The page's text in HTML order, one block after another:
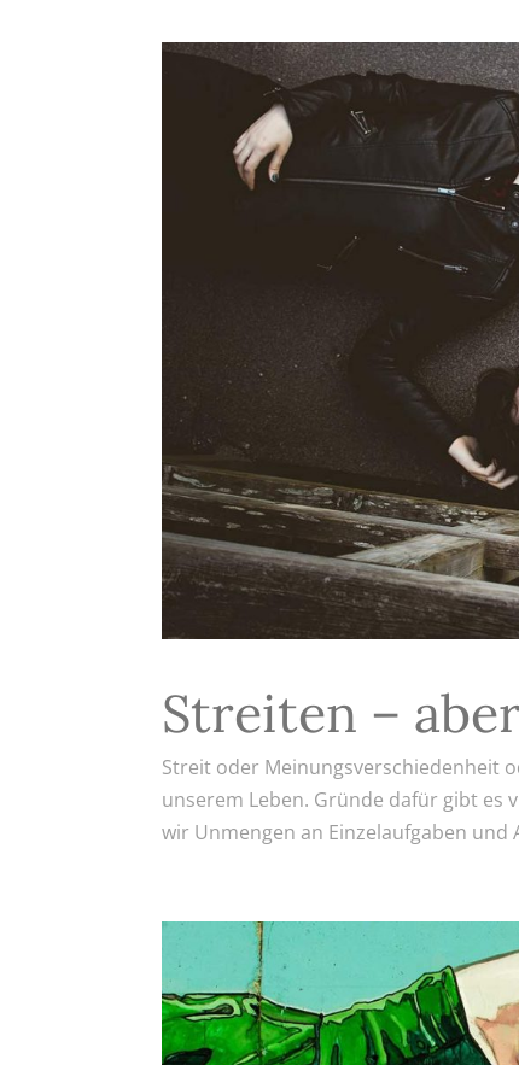
Streiten –
Streit oder Meinungsverschiedenheit
unserem Leben. Gründe dafür gibt es
wir Unmengen an Einzelaufgaben